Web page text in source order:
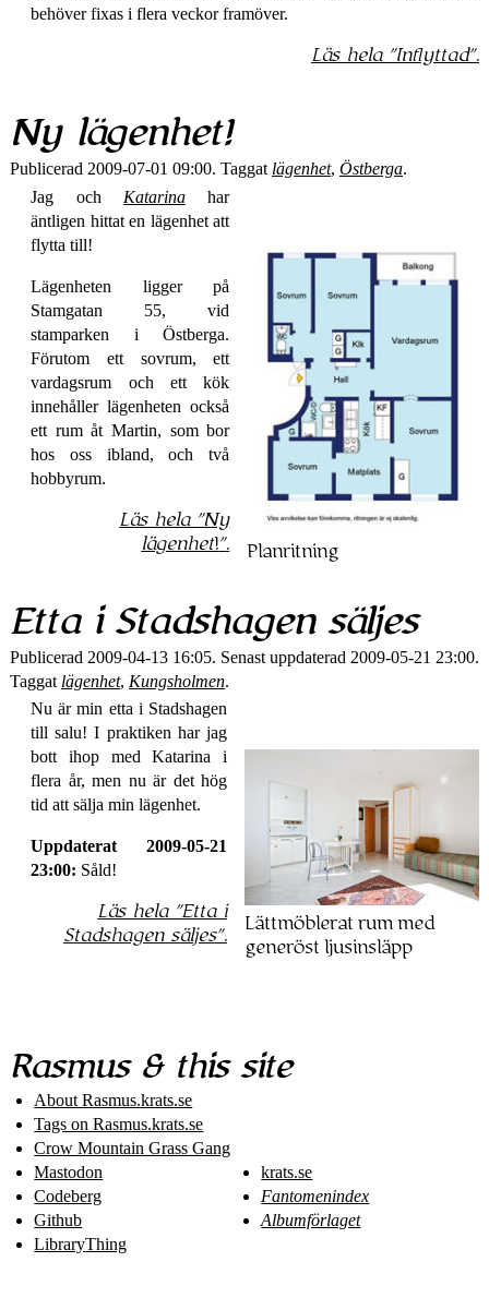
behöver fixas i flera veckor framöver.
Läs hela Inflyttad .
Ny lägenhet!
Publicerad 2009-07-01 09:00. Taggat lägenhet, Östberga.
Planritning
Jag och Katarinahar
äntligen hittat en lägenhet att
flytta till!
Lägenheten ligger på
Stamgatan 55, vid
stamparken i Östberga.
Förutom ett sovrum, ett
vardagsrum och ett kök
innehåller lägenheten också
ett rum åt Martin, som bor
hos oss ibland, och två
hobbyrum.
Läs hela Ny
lägenhet! .
Etta i Stadshagen säljes
Publicerad 2009-04-13 16:05. Senast uppdaterad 2009-05-21 23:00.
Taggat lägenhet, Kungsholmen.
Lättmöblerat rum med
generöst ljusinsläpp
Nu är min etta i Stadshagen
till salu! I praktiken har jag
bott ihop med Katarina i
flera år, men nu är det hög
tid att sälja min lägenhet.
Uppdaterat 2009-05-21
23:00: Såld!
Läs hela Etta i
Stadshagen säljes .
Rasmus & this site
About Rasmus​.krats​.se
Tags on Rasmus​.krats​.se
Crow Mountain Grass Gang
Mastodon
Codeberg
Github
LibraryThing
krats.se
Fantomenindex
Albumförlaget